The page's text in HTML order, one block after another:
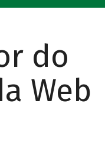
do
Web